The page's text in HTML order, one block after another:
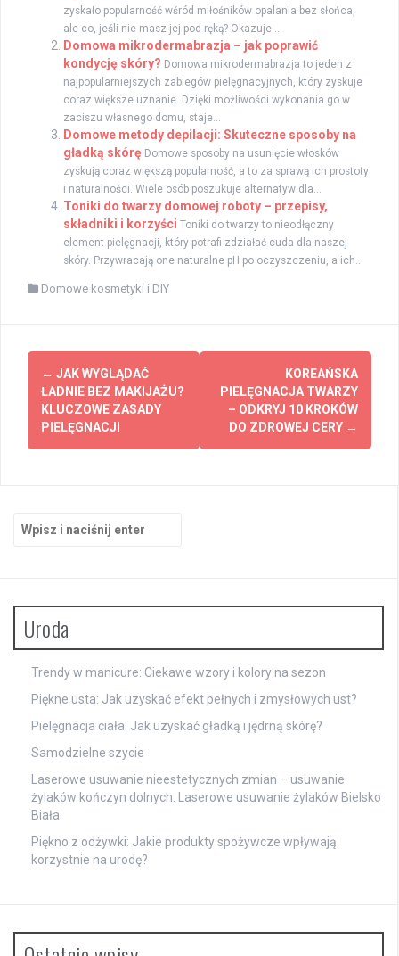
zyskało popularność wśród miłośników opalania bez słońca,
ale co, jeśli nie masz jej pod ręką? Okazuje...
Domowa mikrodermabrazja – jak poprawić
kondycję skóry? Domowa mikrodermabrazja to jeden z
najpopularniejszych zabiegów pielęgnacyjnych, który zyskuje
coraz większe uznanie. Dzięki możliwości wykonania go w
zaciszu własnego domu, staje...
Domowe metody depilacji: Skuteczne sposoby na
gładką skórę Domowe sposoby na usunięcie włosków
zyskują coraz większą popularność, a to za sprawą ich prostoty
i naturalności. Wiele osób poszukuje alternatyw dla...
Toniki do twarzy domowej roboty – przepisy,
składniki i korzyści Toniki do twarzy to nieodłączny
element pielęgnacji, który potrafi zdziałać cuda dla naszej
skóry. Przywracają one naturalne pH po oczyszczeniu, a ich...
Domowe kosmetyki i DIY
Zobacz
wpisy
← JAK WYGLĄDAĆ
ŁADNIE BEZ MAKIJAŻU?
KLUCZOWE ZASADY
PIELĘGNACJI
KOREAŃSKA
PIELĘGNACJA TWARZY
– ODKRYJ 10 KROKÓW
DO ZDROWEJ CERY →
Uroda
Trendy w manicure: Ciekawe wzory i kolory na sezon
Piękne usta: Jak uzyskać efekt pełnych i zmysłowych ust?
Pielęgnacja ciała: Jak uzyskać gładką i jędrną skórę?
Samodzielne szycie
Laserowe usuwanie nieestetycznych zmian – usuwanie
żylaków kończyn dolnych. Laserowe usuwanie żylaków Bielsko
Biała
Piękno z odżywki: Jakie produkty spożywcze wpływają
korzystnie na urodę?